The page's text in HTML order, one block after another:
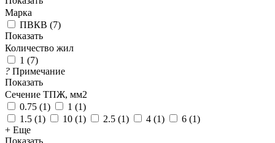
Марка
ПВКВ (7)
Показать
Количество жил
1 (7)
? Примечание
Показать
Сечение ТПЖ, мм2
0.75 (1) 1 (1)
1.5 (1) 10 (1) 2.5 (1) 4 (1) 6 (1)
+ Еще
Показать